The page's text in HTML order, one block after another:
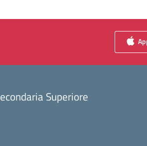
Superiore